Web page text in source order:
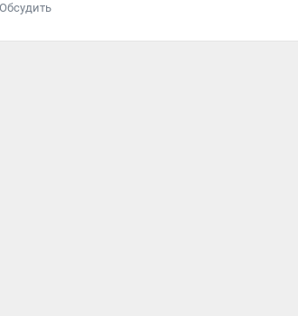
Обсудить